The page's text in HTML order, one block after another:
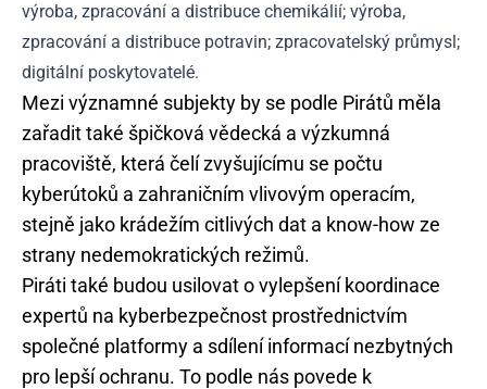
výroba, zpracování a distribuce chemikálií; výroba,
zpracování a distribuce potravin; zpracovatelský průmysl;
digitální poskytovatelé.
Mezi významné subjekty by se podle Pirátů měla
zařadit také špičková vědecká a výzkumná
pracoviště, která čelí zvyšujícímu se počtu
kyberútoků a zahraničním vlivovým operacím,
stejně jako krádežím citlivých dat a know-how ze
strany nedemokratických režimů.
Piráti také budou usilovat o vylepšení koordinace
expertů na kyberbezpečnost prostřednictvím
společné platformy a sdílení informací nezbytných
pro lepší ochranu. To podle nás povede k